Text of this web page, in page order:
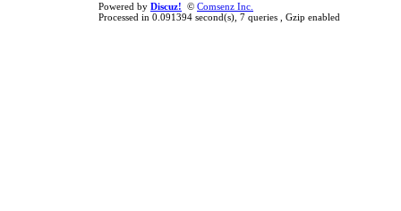
Powered by Discuz! © Comsenz Inc.
Processed in 0.091394 second(s), 7 queries , Gzip enabled